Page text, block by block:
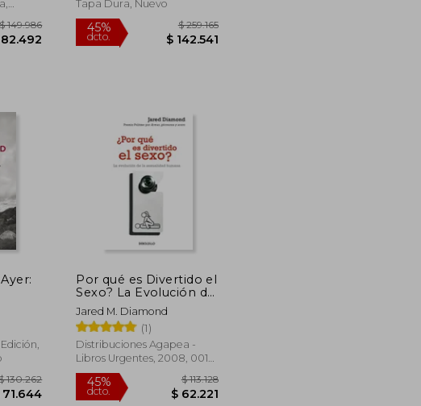
Tapa Dura, Nuevo
Por qué es Divertido el
Sexo? La Evolución de
la Sexualidad Humana
Jared M. Diamond
(1)
Distribuciones Agapea -
Libros Urgentes, 2008, 001
Edición, Tapa Blanda,
Nuevo